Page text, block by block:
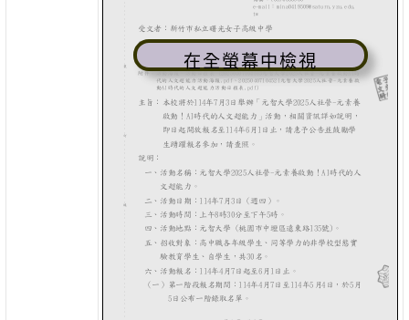
在全螢幕中檢視